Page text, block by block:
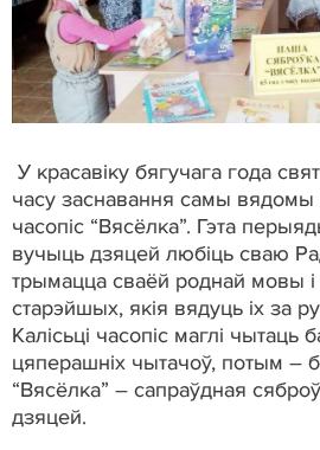
У красавіку бягучага года
часу заснавання самы вядомы
часопіс “Вясёлка”. Гэта
вучыць дзяцей любіць сваю
трымацца сваёй роднай мовы
старэйшых, якія вядуць іх за
Калісьці часопіс маглі чытаць
цяперашніх чытачоў, потым –
“Вясёлка” – сапраўдная
дзяцей.